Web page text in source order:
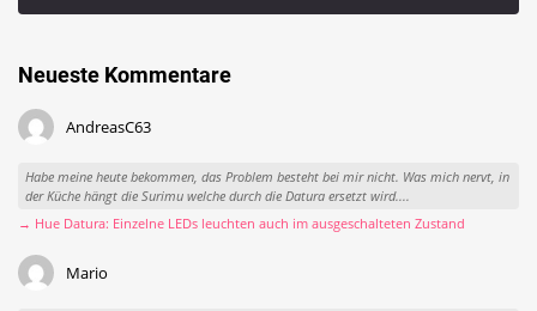
Neueste Kommentare
AndreasC63
Habe meine heute bekommen, das Problem besteht bei mir nicht. Was mich nervt, in
der Küche hängt die Surimu welche durch die Datura ersetzt wird....
→ Hue Datura: Einzelne LEDs leuchten auch im ausgeschalteten Zustand
Mario